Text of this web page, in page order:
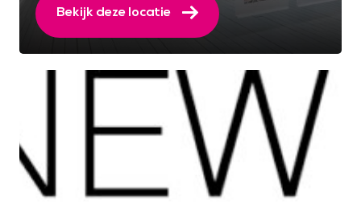
Bekijk deze locatie